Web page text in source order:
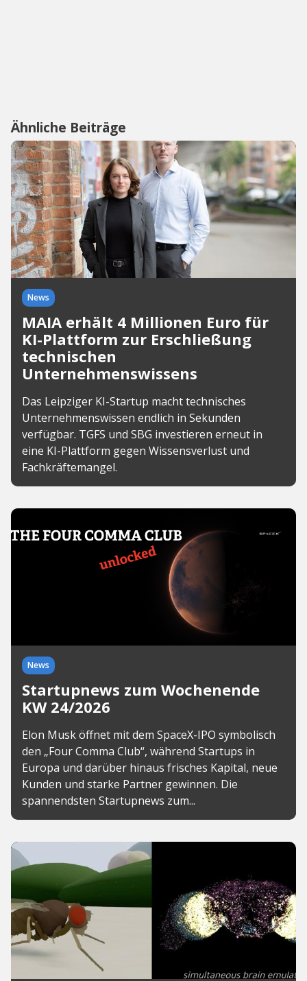
Ähnliche Beiträge
News
MAIA erhält 4 Millionen Euro für
KI-Plattform zur Erschließung
technischen
Unternehmenswissens
Das Leipziger KI-Startup macht technisches
Unternehmenswissen endlich in Sekunden
verfügbar. TGFS und SBG investieren erneut in
eine KI-Plattform gegen Wissensverlust und
Fachkräftemangel.
News
Startupnews zum Wochenende
KW 24/2026
Elon Musk öffnet mit dem SpaceX-IPO symbolisch
den „Four Comma Club“, während Startups in
Europa und darüber hinaus frisches Kapital, neue
Kunden und starke Partner gewinnen. Die
spannendsten Startupnews zum...